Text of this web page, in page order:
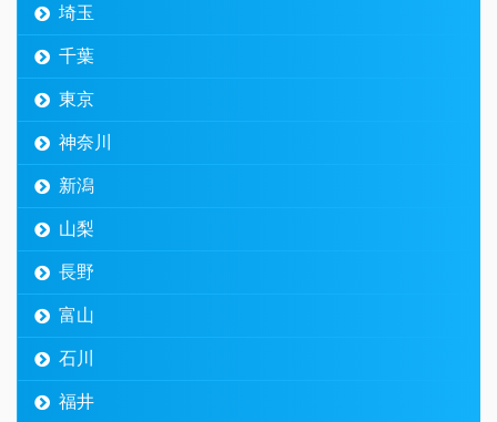
埼玉
千葉
東京
神奈川
新潟
山梨
長野
富山
石川
福井